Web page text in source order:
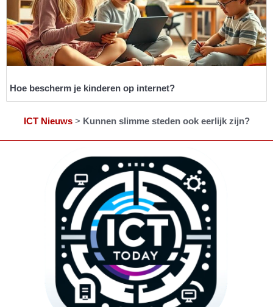
Hoe bescherm je kinderen op internet?
ICT Nieuws> Kunnen slimme steden ook eerlijk zijn?